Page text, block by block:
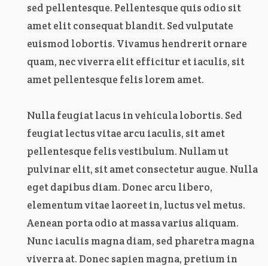
sed pellentesque. Pellentesque quis odio sit
amet elit consequat blandit. Sed vulputate
euismod lobortis. Vivamus hendrerit ornare
quam, nec viverra elit efficitur et iaculis, sit
amet pellentesque felis lorem amet.
Nulla feugiat lacus in vehicula lobortis. Sed
feugiat lectus vitae arcu iaculis, sit amet
pellentesque felis vestibulum. Nullam ut
pulvinar elit, sit amet consectetur augue. Nulla
eget dapibus diam. Donec arcu libero,
elementum vitae laoreet in, luctus vel metus.
Aenean porta odio at massa varius aliquam.
Nunc iaculis magna diam, sed pharetra magna
viverra at. Donec sapien magna, pretium in